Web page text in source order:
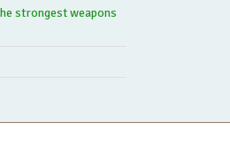
strongest weapons